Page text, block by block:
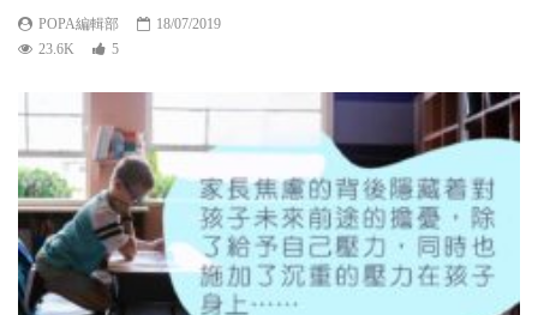
POPA編輯部
18/07/2019
23.6K
5